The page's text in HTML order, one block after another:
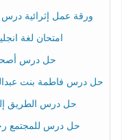
ورقة عمل إثرائية درس
امتحان لغة
حل درس
حل درس فاطمة بنت
حل درس الطريق
حل درس للمجتمع